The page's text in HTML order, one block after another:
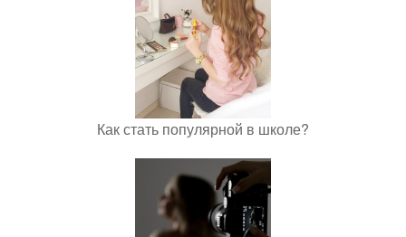
Как стать популярной в школе?